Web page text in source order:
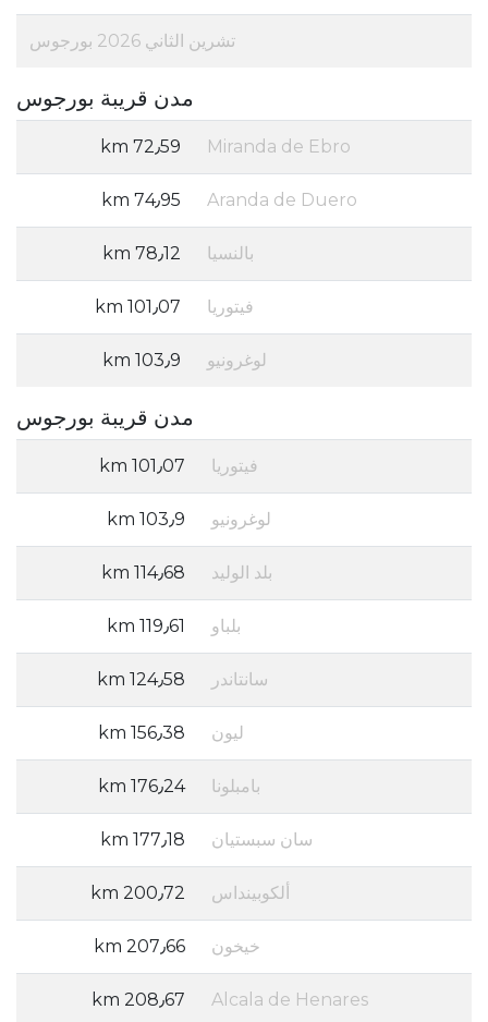
تشرين الثاني 2026 بورجوس
مدن قريبة بورجوس
Miranda de Ebro 72٫59 km
Aranda de Duero 74٫95 km
بالنسيا 78٫12 km
فيتوريا 101٫07 km
لوغرونيو 103٫9 km
مدن قريبة بورجوس
فيتوريا 101٫07 km
لوغرونيو 103٫9 km
بلد الوليد 114٫68 km
بلباو 119٫61 km
سانتاندر 124٫58 km
ليون 156٫38 km
بامبلونا 176٫24 km
سان سبستيان 177٫18 km
ألكوبينداس 200٫72 km
خيخون 207٫66 km
Alcala de Henares 208٫67 km